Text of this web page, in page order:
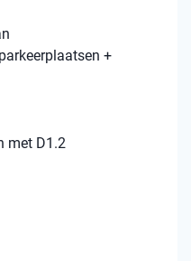
+
met D1.2